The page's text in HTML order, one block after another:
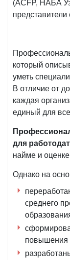
(ACFP, НАБА
который
уметь
В отличие от
каждая
единый для
для
найме и
Однако на
среднего
повышения